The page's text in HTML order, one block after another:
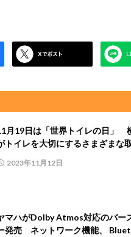
月19日は「世界トイレの日」
トイレを大切にするさまざまな
2023年11月12日
マハがDolby Atmos対応のバー
発売 ネットワーク機能、